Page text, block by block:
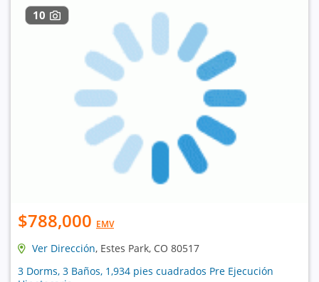
10
$788,000 EMV
Ver Dirección, Estes Park, CO 80517
3 Dorms, 3 Baños, 1,934 pies cuadrados Pre Ejecución